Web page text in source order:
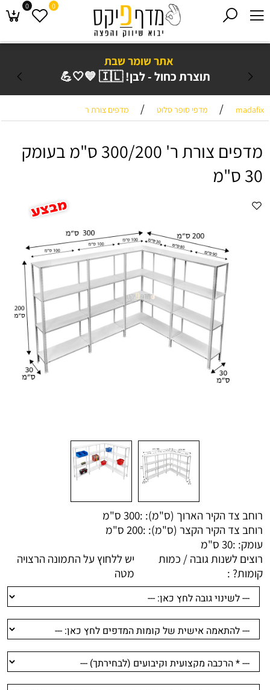
אתר שומר שבת
תוצרת כחול - לבן! 🇮🇱 💙🤍💪
0 0
madafix
/ מדפי סופר סלוט / מדפים צורת ר
מדפים צורת ר' 300/200 ס"מ בעומק
30 ס"מ
רוחב צד הקיר הארוך (ס"מ): :300 ס"מ
רוחב צד הקיר הקצר (ס"מ): :200 ס"מ
עומק: :30 ס"מ
רוצים לשנות גובה / כמות
קומות? :
יש ללחוץ על התמונה הרצויה
מטה